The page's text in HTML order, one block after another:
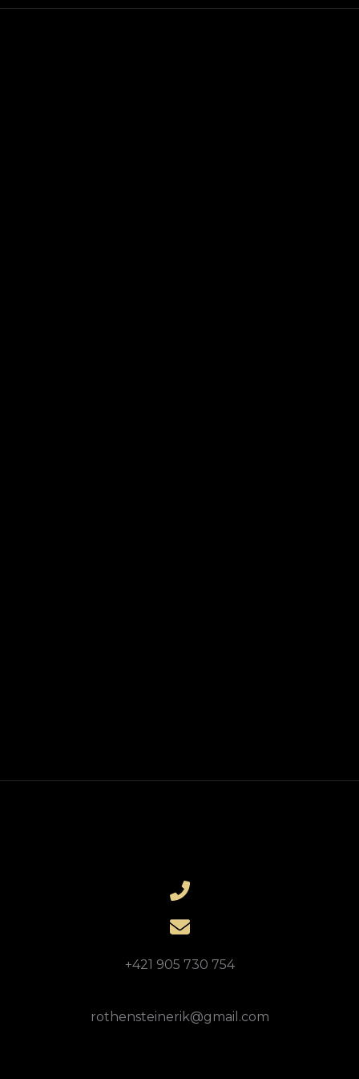
+421 905 730 754
rothensteinerik@gmail.com